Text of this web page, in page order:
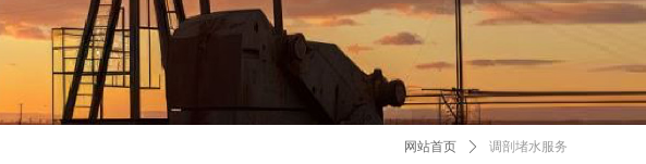
网站首页 ꄲ 调剖堵水服务